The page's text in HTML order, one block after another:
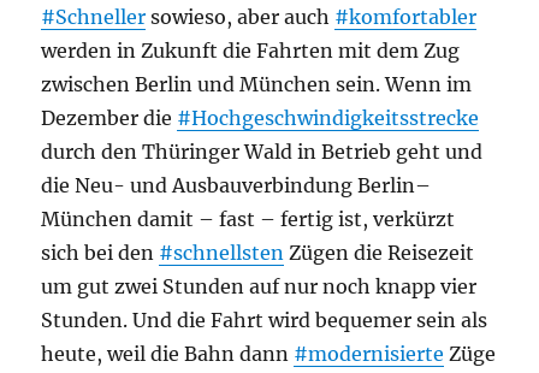
#Schneller sowieso, aber auch #komfortabler
werden in Zukunft die Fahrten mit dem Zug
zwischen Berlin und München sein. Wenn im
Dezember die #Hochgeschwindigkeitsstrecke
durch den Thüringer Wald in Betrieb geht und
die Neu- und Ausbauverbindung Berlin–
München damit – fast – fertig ist, verkürzt
sich bei den #schnellsten Zügen die Reisezeit
um gut zwei Stunden auf nur noch knapp vier
Stunden. Und die Fahrt wird bequemer sein als
heute, weil die Bahn dann #modernisierte Züge